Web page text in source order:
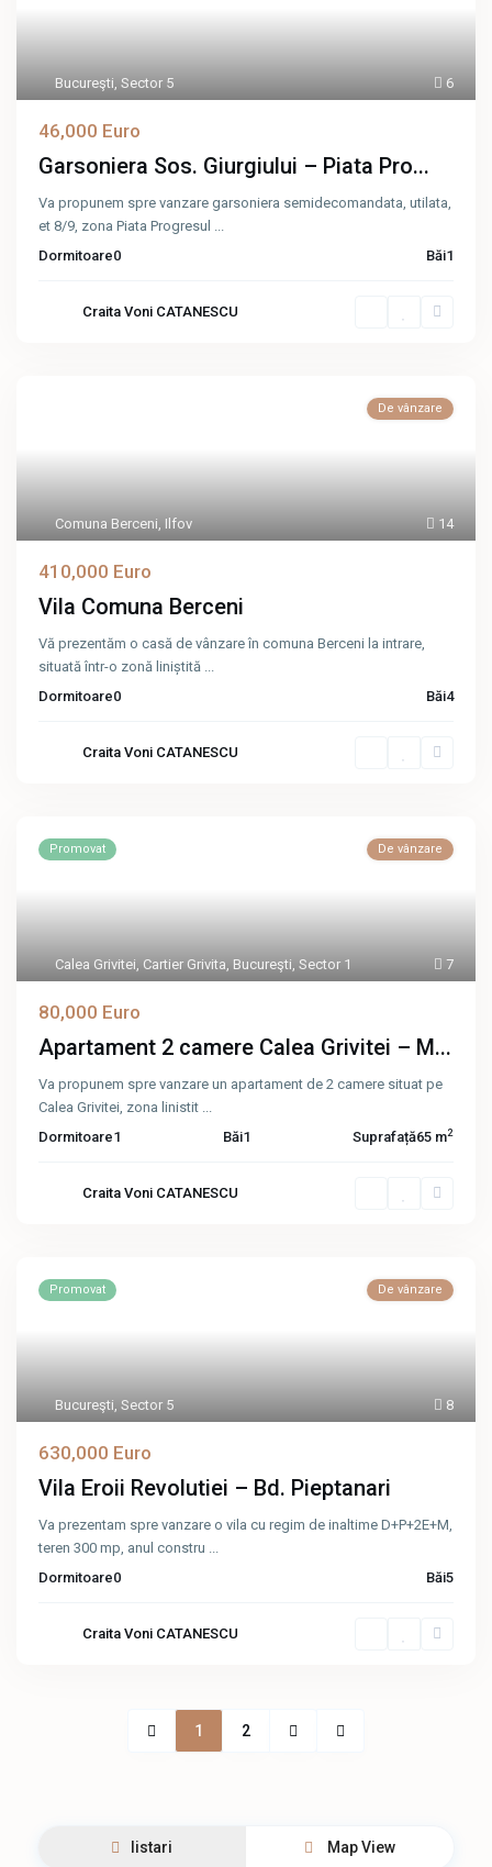
6
Bucureşti,Sector 5
46,000 Euro
Garsoniera Sos. Giurgiului – Piata Pro...
Va propunem spre vanzare garsoniera semidecomandata, utilata,
et 8/9, zona Piata Progresul ...
Dormitoare0 Băi1
Craita Voni CATANESCU
14
Comuna Berceni, Ilfov
De vânzare
410,000 Euro
Vila Comuna Berceni
Vă prezentăm o casă de vânzare în comuna Berceni la intrare,
situată într-o zonă liniștită ...
Dormitoare0 Băi4
Craita Voni CATANESCU
7
Calea Grivitei, Cartier Grivita, Bucureşti,Sector 1
Promovat De vânzare
80,000 Euro
Apartament 2 camere Calea Grivitei – M...
Va propunem spre vanzare un apartament de 2 camere situat pe
Calea Grivitei, zona linistit ...
Dormitoare1 Băi1 Suprafață65 m2
Craita Voni CATANESCU
8
Bucureşti,Sector 5
Promovat De vânzare
630,000 Euro
Vila Eroii Revolutiei – Bd. Pieptanari
Va prezentam spre vanzare o vila cu regim de inaltime D+P+2E+M,
teren 300 mp, anul constru ...
Dormitoare0 Băi5
Craita Voni CATANESCU
1 2
listari Map View